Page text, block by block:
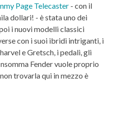
Page Telecaster - con il
dollari! - è stata uno dei
i nuovi modelli classici
con i suoi ibridi intriganti, i
e Gretsch, i pedali, gli
Fender vuole proprio
trovarla qui in mezzo è